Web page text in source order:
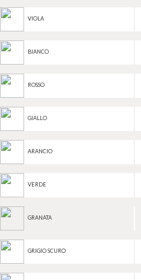
VIOLA
BIANCO
ROSSO
GIALLO
ARANCIO
VERDE
GRANATA
GRIGIO SCURO